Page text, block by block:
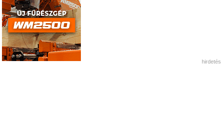
hirdetés